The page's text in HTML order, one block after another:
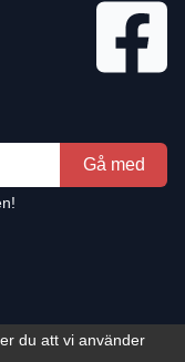
du att vi använder
Gå med